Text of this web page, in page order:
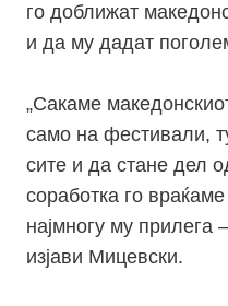
го доближат
и да му дадат
„Сакаме
само на фестивали,
сите и да стане дел
соработка го
најмногу му прилега
изјави Мицевски.